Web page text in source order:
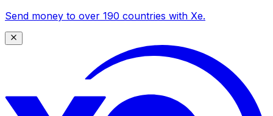
Send money to over 190 countries with Xe.